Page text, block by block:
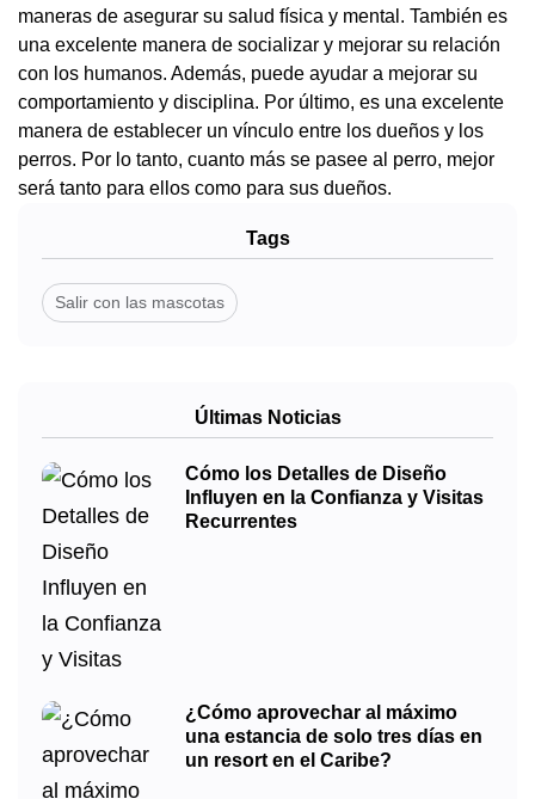
maneras de asegurar su salud física y mental. También es
una excelente manera de socializar y mejorar su relación
con los humanos. Además, puede ayudar a mejorar su
comportamiento y disciplina. Por último, es una excelente
manera de establecer un vínculo entre los dueños y los
perros. Por lo tanto, cuanto más se pasee al perro, mejor
será tanto para ellos como para sus dueños.
Tags
Salir con las mascotas
Últimas Noticias
Cómo los Detalles de Diseño
Influyen en la Confianza y Visitas
Recurrentes
¿Cómo aprovechar al máximo
una estancia de solo tres días en
un resort en el Caribe?